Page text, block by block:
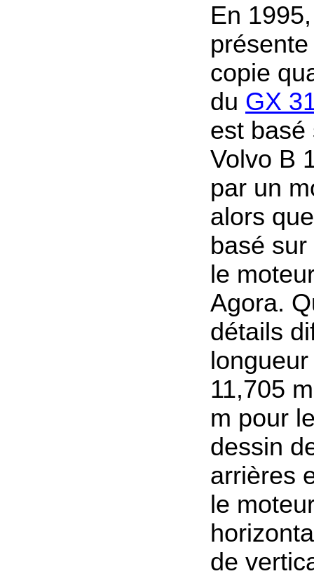
En
copie
du GX
est basé
Volvo B
par un
alors
basé
le
Agora.
détails
11,705
m pour
dessin
arrières
le
de